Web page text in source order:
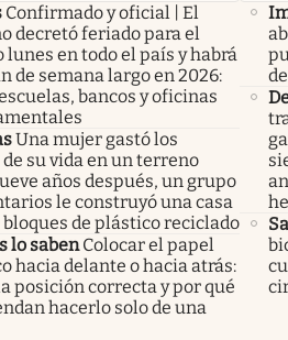
Confirmado y oficial | El
decretó feriado para el
en todo el país y habrá
de semana largo en 2026:
bancos y oficinas
Una mujer gastó los
su vida en un terreno
años después, un grupo
le construyó una casa
bloques de plástico reciclado
lo saben Colocar el papel
hacia delante o hacia atrás:
posición correcta y por qué
hacerlo solo de una